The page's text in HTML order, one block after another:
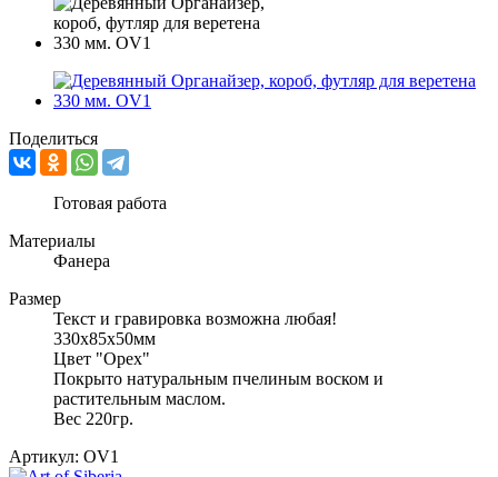
Поделиться
Готовая работа
Материалы
Фанера
Размер
Текст и гравировка возможна любая!
330х85х50мм
Цвет "Орех"
Покрыто натуральным пчелиным воском и
растительным маслом.
Вес 220гр.
Артикул: OV1